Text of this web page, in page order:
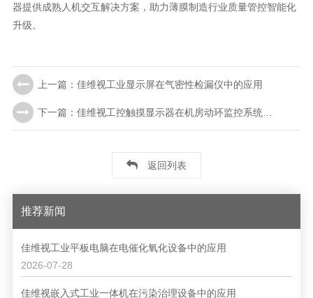
器提供成熟人机交互解决方案，助力薄膜制造行业质量管控智能化
升级。
上一篇：佳维视工业显示屏在气密性检漏仪中的应用
下一篇：佳维视工控触摸显示器在机房动环监控系统中的应用
返回列表
推荐新闻
佳维视工业平板电脑在电催化氧化设备中的应用
2026-07-28
佳维视嵌入式工业一体机在污染治理设备中的应用